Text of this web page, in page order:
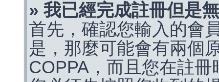
» 我已經完成註冊但是
首先，確認您輸入的會
是，那麼可能會有兩個
COPPA，而且您在註